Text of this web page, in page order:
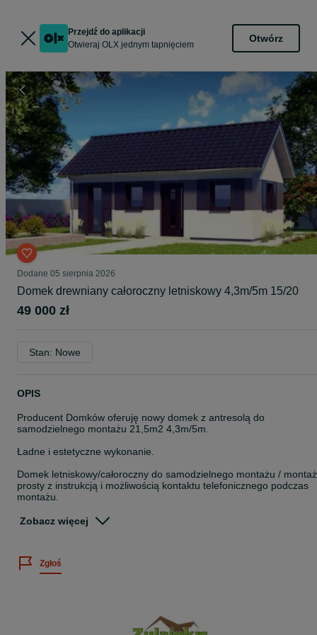
Przejdź do aplikacji
Otwieraj OLX jednym tapnięciem
Otwórz
Dodane 05 sierpnia 2026
Domek drewniany całoroczny letniskowy 4,3m/5m 15/20
49 000 zł
Stan: Nowe
OPIS
Producent Domków oferuję nowy domek z antresolą do
samodzielnego montażu 21,5m2 4,3m/5m.
Ładne i estetyczne wykonanie.
Domek letniskowy/całoroczny do samodzielnego montażu / montaż
prosty z instrukcją i możliwością kontaktu telefonicznego podczas
montażu.
Wykonany z konstrukcji szkieletowej certyfikowanej, co wpływa na
Ściany i dach wykonany z deski pióro wpust z zewnątrz o grubości
Zobacz więcej
Zgłoś